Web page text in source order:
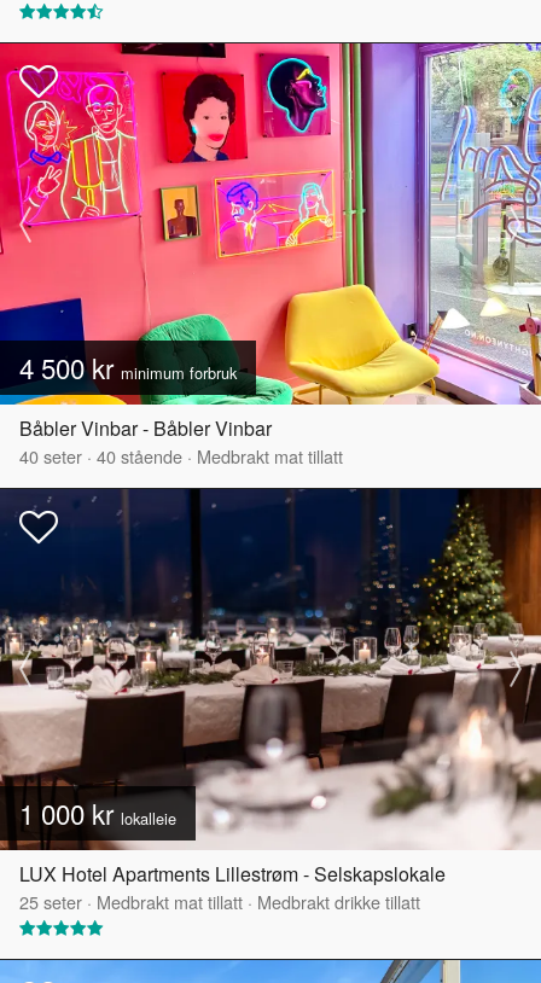
4 500 kr minimum forbruk
Båbler Vinbar - Båbler Vinbar
40seter · 40stående · Medbrakt mat tillatt
1 000 kr lokalleie
LUX Hotel Apartments Lillestrøm - Selskapslokale
25seter · Medbrakt mat tillatt · Medbrakt drikke tillatt